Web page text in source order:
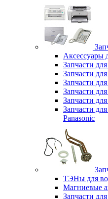
Аксессуары
Запчасти
Запчасти
Запчасти
Запчасти
Запчасти
Запчасти
Panasonic
ТЭНы для
Магниевые
Запчасти